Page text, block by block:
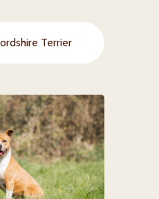
Terrier